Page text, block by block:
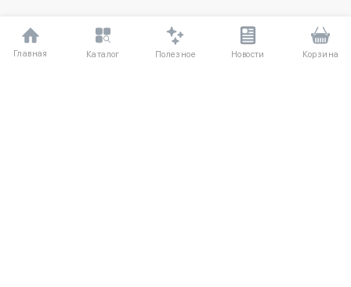
Главная Каталог Полезное Новости Корзина